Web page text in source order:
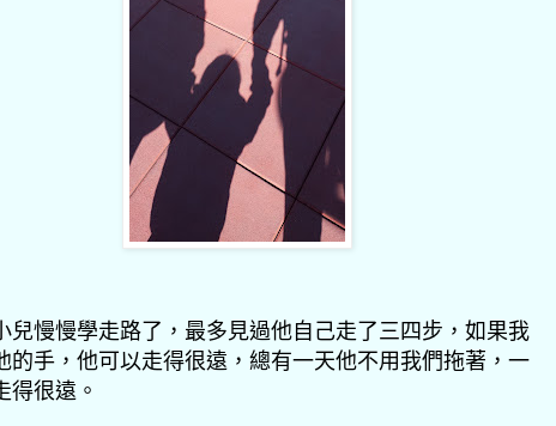
兒慢慢學走路了，最多見過他自己走了三四步，如果我
的手，他可以走得很遠，總有一天他不用我們拖著，一
得很遠。